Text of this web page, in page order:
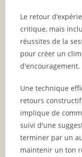
Le retour
critique, mais
réussites de la
pour créer un
d'encouragement.
Une technique
retours
implique de
suivi d'une
terminer par un
maintenir un ton